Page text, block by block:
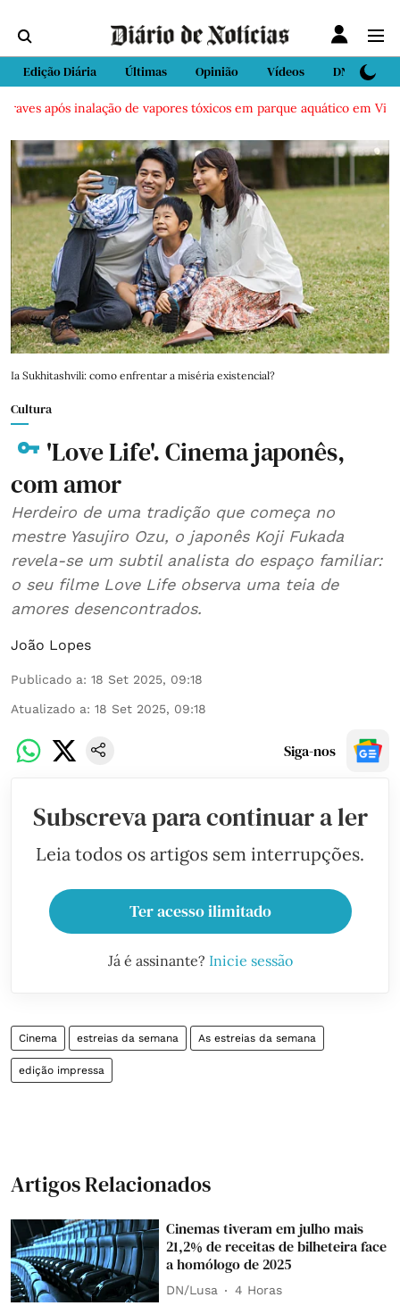
Edição Diária Últimas Opinião Vídeos DN Sport
após inalação de vapores tóxicos em parque aquático em Vieira
Ia Sukhitashvili: como enfrentar a miséria existencial?
Cultura
'Love Life'. Cinema japonês,
com amor
Herdeiro de uma tradição que começa no
mestre Yasujiro Ozu, o japonês Koji Fukada
revela-se um subtil analista do espaço familiar:
o seu filme Love Life observa uma teia de
amores desencontrados.
João Lopes
Publicado a: 18 Set 2025, 09:18
Atualizado a: 18 Set 2025, 09:18
Siga-nos
Subscreva para continuar a ler
Leia todos os artigos sem interrupções.
Ter acesso ilimitado
Já é assinante? Inicie sessão
Cinema estreias da semana As estreias da semana
edição impressa
Artigos Relacionados
Cinemas tiveram em julho mais
21,2% de receitas de bilheteira face
a homólogo de 2025
DN/Lusa 4 Horas